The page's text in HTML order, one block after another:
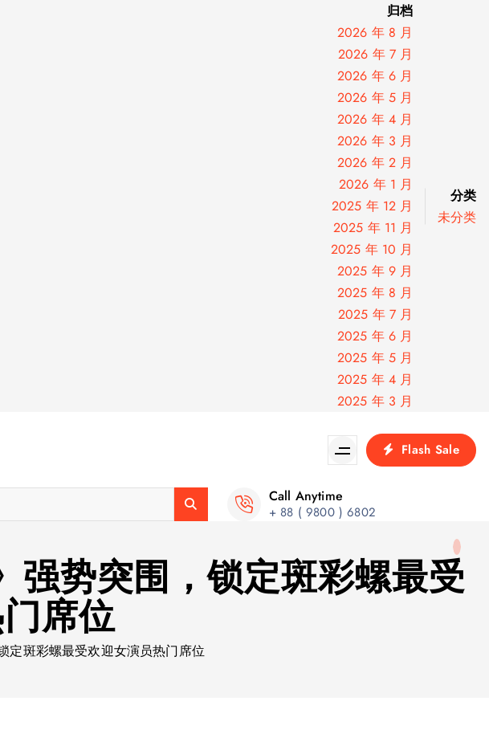
归档
2026 年 8 月
2026 年 7 月
2026 年 6 月
2026 年 5 月
2026 年 4 月
2026 年 3 月
2026 年 2 月
2026 年 1 月
2025 年 12 月
2025 年 11 月
2025 年 10 月
2025 年 9 月
2025 年 8 月
2025 年 7 月
2025 年 6 月
2025 年 5 月
2025 年 4 月
2025 年 3 月
分类
未分类
Flash Sale
Call Anytime
+ 88 ( 9800 ) 6802
强势突围，锁定斑彩螺最受
席位
定斑彩螺最受欢迎女演员热门席位